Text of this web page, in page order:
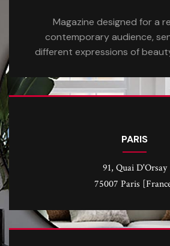
Magazine designed for a
contemporary audience,
different expressions of
PARIS
91, Quai D'Orsay
75007 Paris